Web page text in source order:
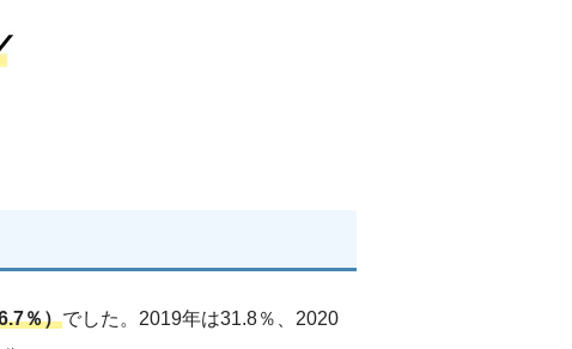
％）でした。2019年は31.8％、2020